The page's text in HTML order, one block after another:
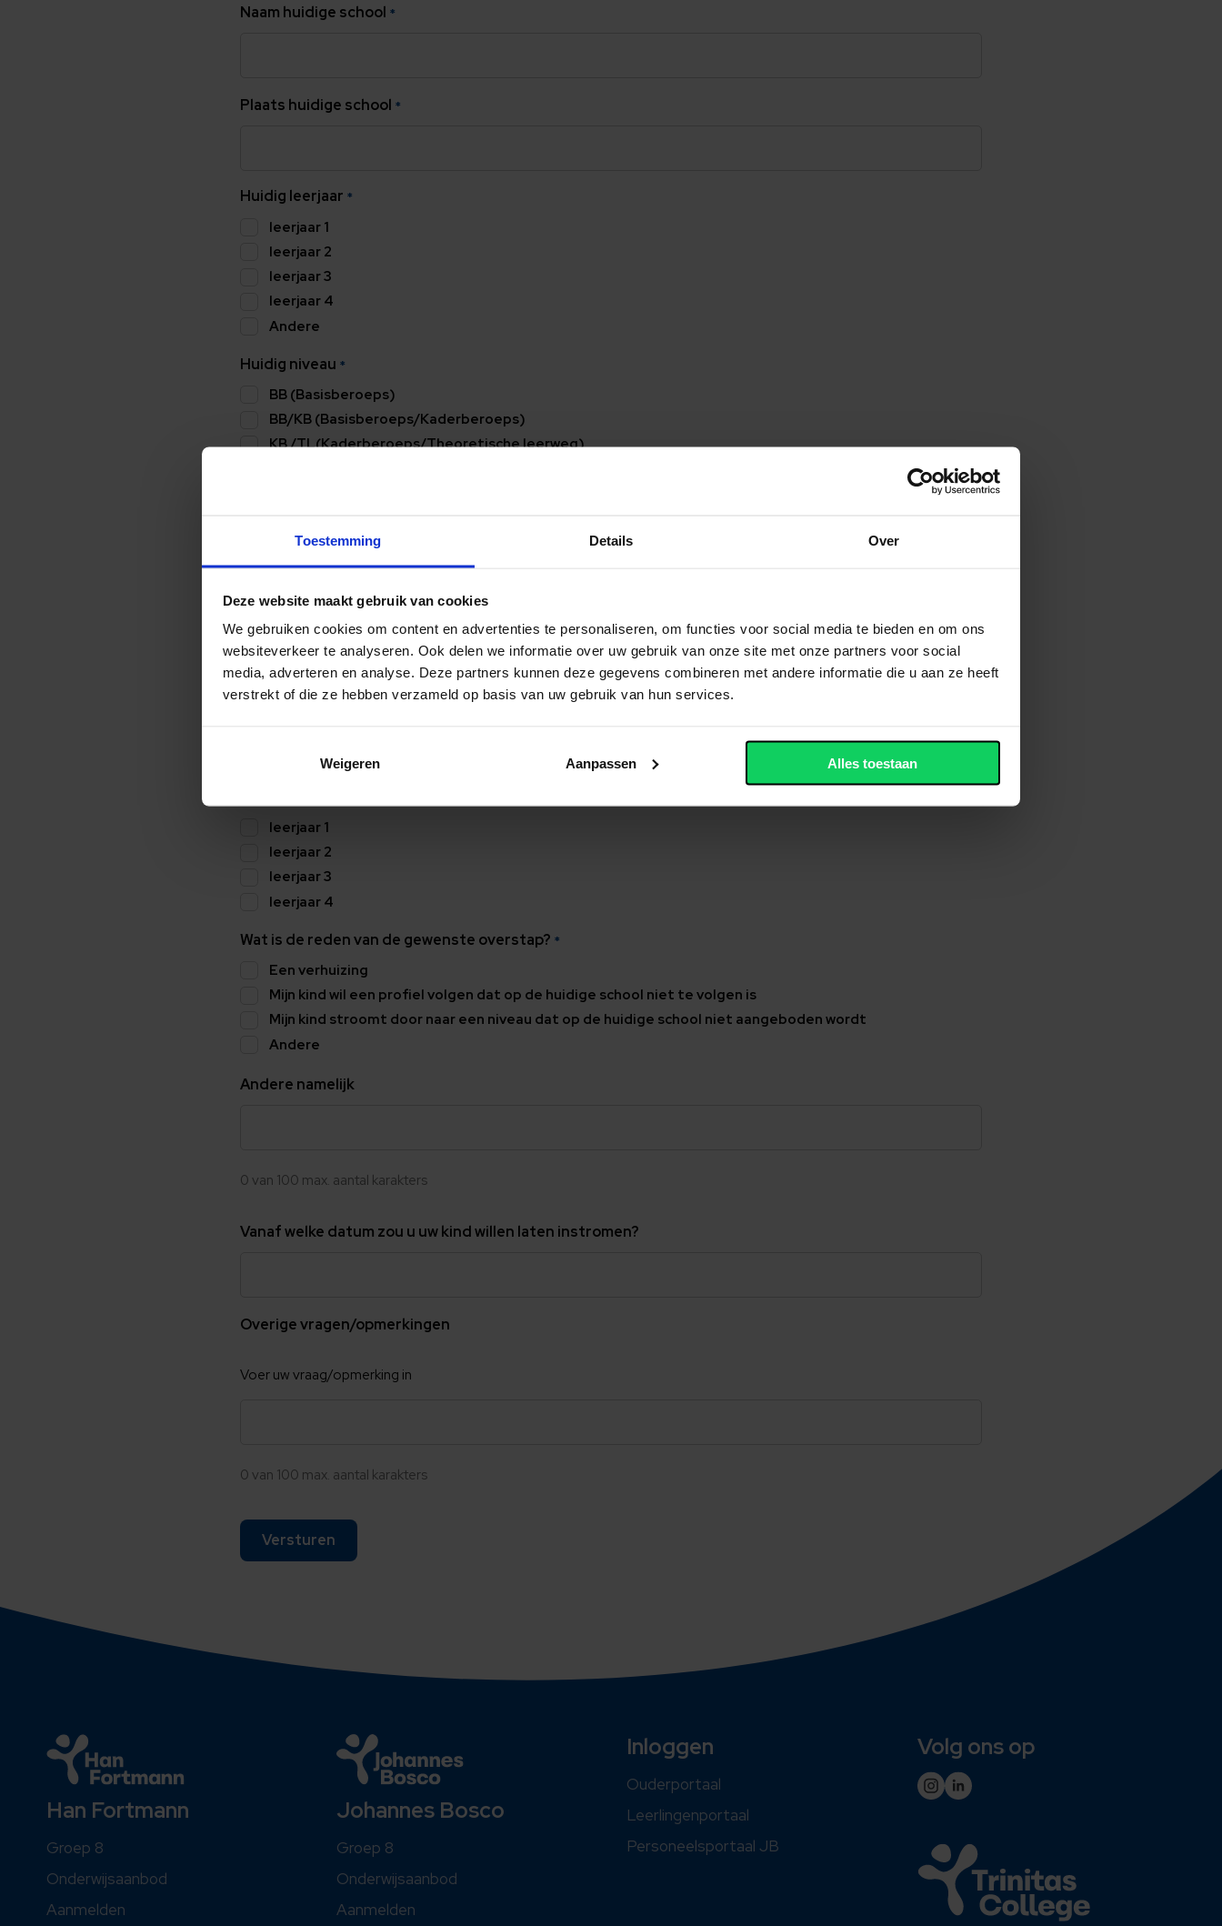
Toestemming Details Over
Deze website maakt gebruik van cookies
We gebruiken cookies om content en advertenties te personaliseren, om functies voor social media te bieden en om ons
websiteverkeer te analyseren. Ook delen we informatie over uw gebruik van onze site met onze partners voor social
media, adverteren en analyse. Deze partners kunnen deze gegevens combineren met andere informatie die u aan ze heeft
verstrekt of die ze hebben verzameld op basis van uw gebruik van hun services.
Weigeren Aanpassen Alles toestaan
Naam huidige school *
Plaats huidige school *
Huidig leerjaar *
leerjaar 1
leerjaar 2
leerjaar 3
leerjaar 4
Andere
Huidig niveau *
BB (Basisberoeps)
BB/KB (Basisberoeps/Kaderberoeps)
KB /TL(Kaderberoeps/Theoretische leerweg)
Huidig profiel (indien van toepassing)
0 van 50 max. aantal karakters
Niveau/richting dat je wilt volgen *
leerjaar 1
leerjaar 2
leerjaar 3
leerjaar 4
Wat is de reden van de gewenste overstap? *
Een verhuizing
Mijn kind wil een profiel volgen dat op de huidige school niet te volgen is
Mijn kind stroomt door naar een niveau dat op de huidige school niet aangeboden wordt
Andere
Andere namelijk
0 van 100 max. aantal karakters
Vanaf welke datum zou u uw kind willen laten instromen?
Overige vragen/opmerkingen
Voer uw vraag/opmerking in
0 van 100 max. aantal karakters
Han Fortmann
Groep 8
Onderwijsaanbod
Aanmelden
Johannes Bosco
Groep 8
Onderwijsaanbod
Aanmelden
Inloggen
Ouderportaal
Leerlingenportaal
Personeelsportaal JB
Volg ons op